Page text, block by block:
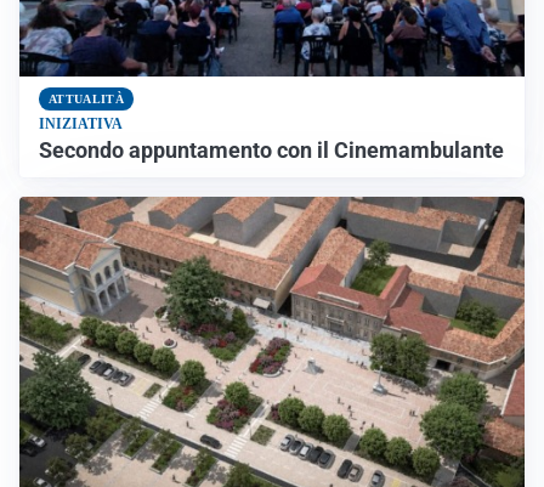
ATTUALITÀ
INIZIATIVA
Secondo appuntamento con il Cinemambulante